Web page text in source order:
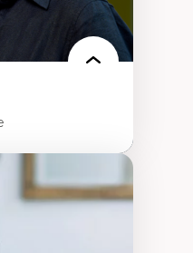
justice sociale
sollicitude en